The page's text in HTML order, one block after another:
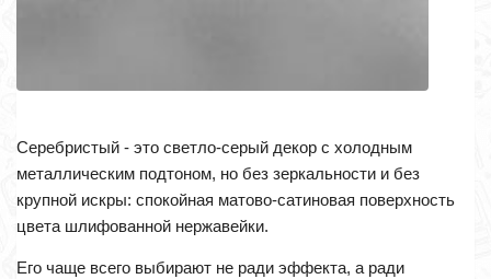
Серебристый - это светло-серый декор с холодным
металлическим подтоном, но без зеркальности и без
крупной искры: спокойная матово-сатиновая поверхность
цвета шлифованной нержавейки.
Его чаще всего выбирают не ради эффекта, а ради